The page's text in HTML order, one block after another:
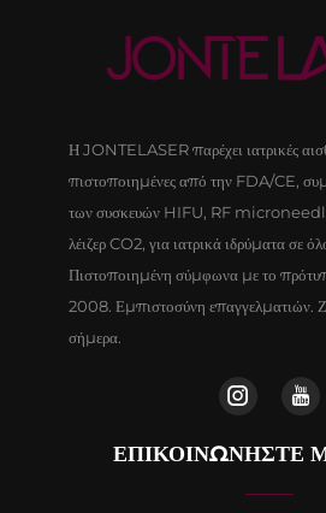
Η JONTELASER παρέχει ιατρικές
πιστοποιημένες από την FDA/CE,
των συσκευών HIFU, RF
λέιζερ CO2, για ιατρικά ιδρύματα σε
Πιστοποιημένη σύμφωνα με το
2008. Εμπιστοσύνη επαγγελματιών.
σήμερα.
ΕΠΙΚΟΙΝΩΝΉΣΤΕ